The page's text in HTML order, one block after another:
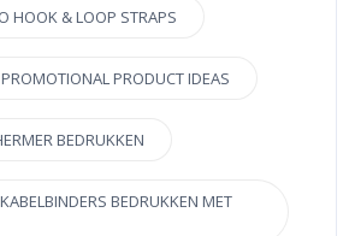
HOOK & LOOP STRAPS
PRODUCT IDEAS
BEDRUKKEN
BEDRUKKEN MET